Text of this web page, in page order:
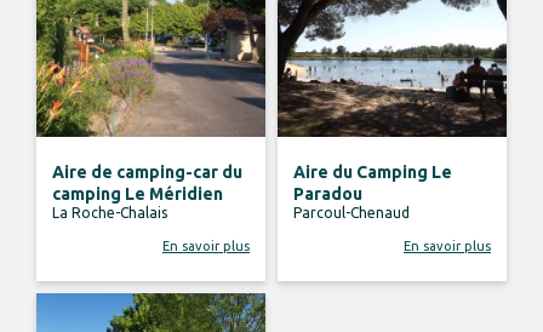
Aire de camping-car du
camping Le Méridien
La Roche-Chalais
En savoir plus
Aire du Camping Le
Paradou
Parcoul-Chenaud
En savoir plus